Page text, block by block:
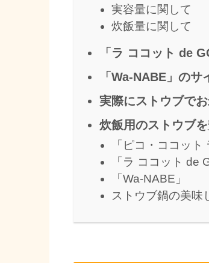
実容量に関して
炊飯量に関して
「ラ ココット de
「Wa-NABE」のサ
実際にストウブで
炊飯用のストウブ
「ピコ・ココット
「ラ ココット de
「Wa-NABE」
ストウブ鍋の美味